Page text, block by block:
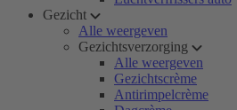
Gezicht
Alle weergeven
Gezichtsverzorging
Alle weergeven
Gezichtscrème
Antirimpelcrème